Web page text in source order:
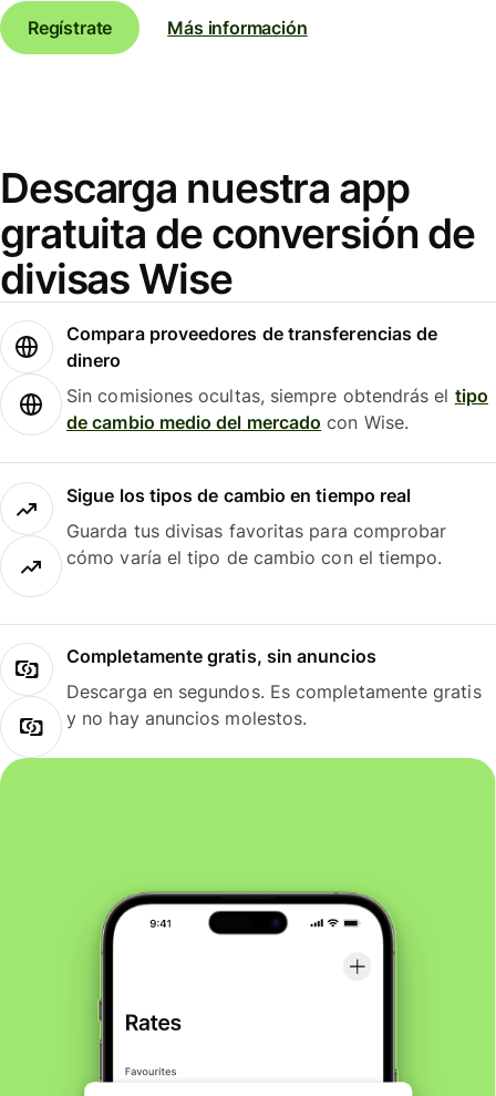
Regístrate
Más información
Descarga nuestra app
gratuita de conversión de
divisas Wise
Compara proveedores de transferencias de
dinero
Sin comisiones ocultas, siempre obtendrás el tipo
de cambio medio del mercado con Wise.
Sigue los tipos de cambio en tiempo real
Guarda tus divisas favoritas para comprobar
cómo varía el tipo de cambio con el tiempo.
Completamente gratis, sin anuncios
Descarga en segundos. Es completamente gratis
y no hay anuncios molestos.